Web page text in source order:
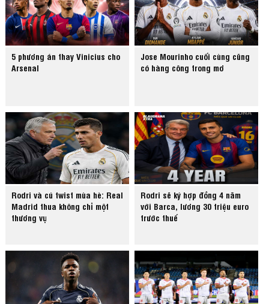
5 phương án thay Vinicius cho
Arsenal
Jose Mourinho cuối cùng cũng
có hàng công trong mơ
Rodri và cú twist mùa hè: Real
Madrid thua không chỉ một
thương vụ
Rodri sẽ ký hợp đồng 4 năm
với Barca, lương 30 triệu euro
trước thuế